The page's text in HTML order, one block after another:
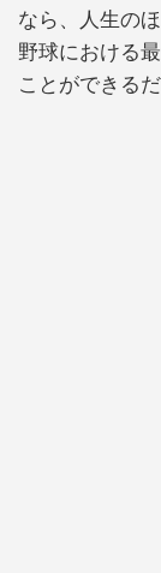
なら、人生の
野球における
ことができるだ